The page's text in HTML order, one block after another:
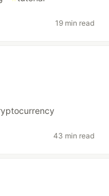
19 min read
43 min read